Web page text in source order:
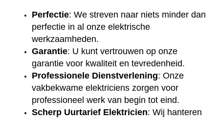
Perfectie: We streven naar niets minder dan
perfectie in al onze elektrische
werkzaamheden.
Garantie: U kunt vertrouwen op onze
garantie voor kwaliteit en tevredenheid.
Professionele Dienstverlening: Onze
vakbekwame elektriciens zorgen voor
professioneel werk van begin tot eind.
Scherp Uurtarief Elektricien: Wij hanteren